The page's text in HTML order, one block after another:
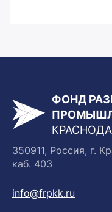
ФОНД
350911, Россия, г.
каб. 403
info@frpkk.ru